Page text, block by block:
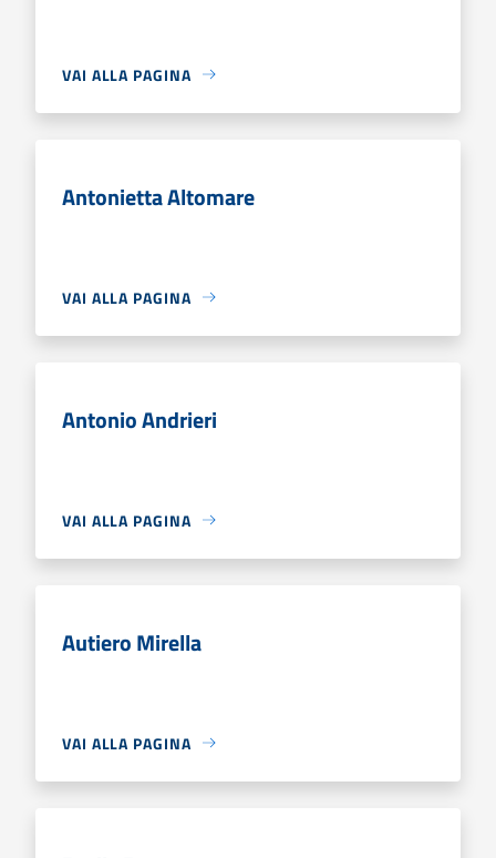
VAI ALLA PAGINA
Antonietta Altomare
VAI ALLA PAGINA
Antonio Andrieri
VAI ALLA PAGINA
Autiero Mirella
VAI ALLA PAGINA